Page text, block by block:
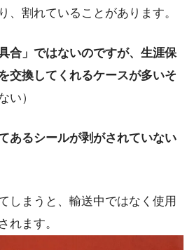
、割れていることがあります。
合」ではないのですが、生涯保
交換してくれるケースが多いそ
い）
あるシールが剥がされていない
しまうと、輸送中ではなく使用
れます。